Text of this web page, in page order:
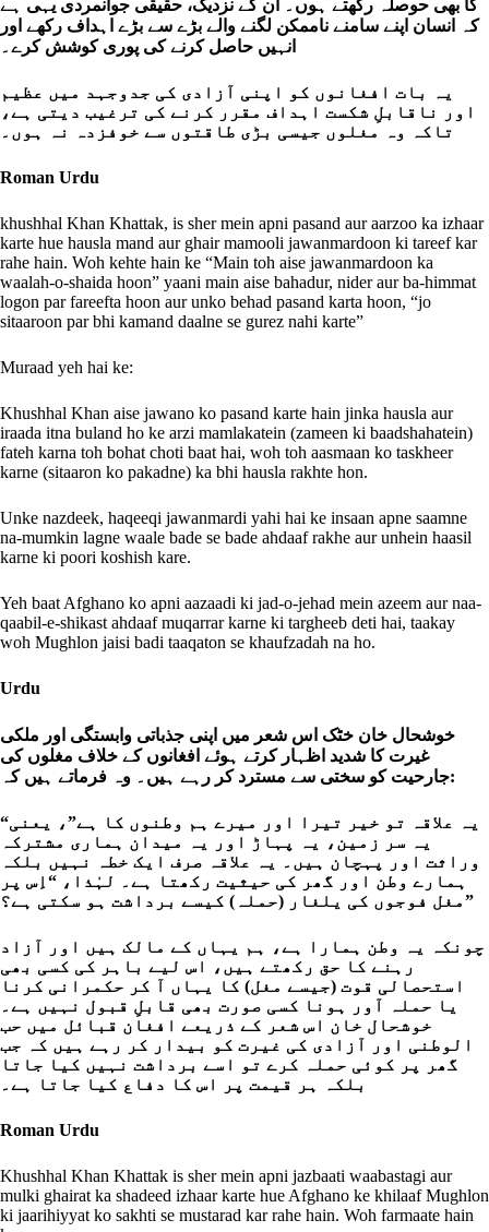
کا بھی حوصلہ رکھتے ہوں۔ ان کے نزدیک، حقیقی جوانمردی یہی ہے
کہ انسان اپنے سامنے ناممکن لگنے والے بڑے سے بڑے اہداف رکھے اور
یہ بات افغانوں کو اپنی آزادی کی جدوجہد میں عظیم
اور ناقابلِ شکست اہداف مقرر کرنے کی ترغیب دیتی ہے،
تاکہ وہ مغلوں جیسی بڑی طاقتوں سے خوفزدہ نہ ہوں۔
Roman Urdu
khushhal Khan Khattak, is sher mein apni pasand aur aarzoo ka izhaar
karte hue hausla mand aur ghair mamooli jawanmardoon ki tareef kar
rahe hain. Woh kehte hain ke “Main toh aise jawanmardoon ka
waalah-o-shaida hoon” yaani main aise bahadur, nider aur ba-himmat
logon par fareefta hoon aur unko behad pasand karta hoon, “jo
sitaaroon par bhi kamand daalne se gurez nahi karte”
Muraad yeh hai ke:
Khushhal Khan aise jawano ko pasand karte hain jinka hausla aur
iraada itna buland ho ke arzi mamlakatein (zameen ki baadshahatein)
fateh karna toh bohat choti baat hai, woh toh aasmaan ko taskheer
karne (sitaaron ko pakadne) ka bhi hausla rakhte hon.
Unke nazdeek, haqeeqi jawanmardi yahi hai ke insaan apne saamne
na-mumkin lagne waale bade se bade ahdaaf rakhe aur unhein haasil
karne ki poori koshish kare.
Yeh baat Afghano ko apni aazaadi ki jad-o-jehad mein azeem aur naa-
qaabil-e-shikast ahdaaf muqarrar karne ki targheeb deti hai, taakay
woh Mughlon jaisi badi taaqaton se khaufzadah na ho.
Urdu
خوشحال خان خٹک اس شعر میں اپنی جذباتی وابستگی اور ملکی
غیرت کا شدید اظہار کرتے ہوئے افغانوں کے خلاف مغلوں کی
جارحیت کو سختی سے مسترد کر رہے ہیں۔ وہ فرماتے ہیں کہ:
“یہ علاقہ تو خیر تیرا اور میرے ہم وطنوں کا ہے”، یعنی
یہ سر زمین، یہ پہاڑ اور یہ میدان ہماری مشترکہ
وراثت اور پہچان ہیں۔ یہ علاقہ صرف ایک خطہ نہیں بلکہ
ہمارے وطن اور گھر کی حیثیت رکھتا ہے۔ لہٰذا، “اِس پر
مغل فوجوں کی یلغار (حملہ) کیسے برداشت ہو سکتی ہے؟”
چونکہ یہ وطن ہمارا ہے، ہم یہاں کے مالک ہیں اور آزاد
رہنے کا حق رکھتے ہیں، اس لیے باہر کی کسی بھی
استحصالی قوت (جیسے مغل) کا یہاں آ کر حکمرانی کرنا
یا حملہ آور ہونا کسی صورت بھی قابلِ قبول نہیں ہے۔
خوشحال خان اس شعر کے ذریعے افغان قبائل میں حب
الوطنی اور آزادی کی غیرت کو بیدار کر رہے ہیں کہ جب
گھر پر کوئی حملہ کرے تو اسے برداشت نہیں کیا جاتا
بلکہ ہر قیمت پر اس کا دفاع کیا جاتا ہے۔
Roman Urdu
Khushhal Khan Khattak is sher mein apni jazbaati waabastagi aur
mulki ghairat ka shadeed izhaar karte hue Afghano ke khilaaf Mughlon
ki jaarihiyyat ko sakhti se mustarad kar rahe hain. Woh farmaate hain